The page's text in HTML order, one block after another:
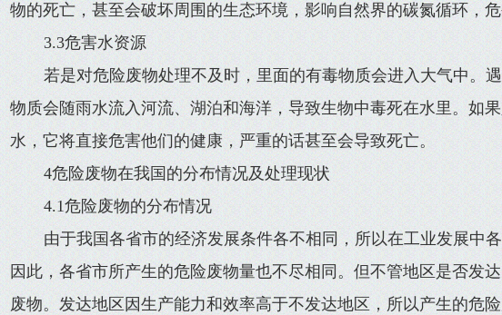
物的死亡，甚至会破坏周围的生态环境，影响自然界的碳氮循环，危
3.3危害水资源
若是对危险废物处理不及时，里面的有毒物质会进入大气中。
物质会随雨水流入河流、湖泊和海洋，导致生物中毒死在水里。如
水，它将直接危害他们的健康，严重的话甚至会导致死亡。
4危险废物在我国的分布情况及处理现状
4.1危险废物的分布情况
由于我国各省市的经济发展条件各不相同，所以在工业发展中
因此，各省市所产生的危险废物量也不尽相同。但不管地区是否发
废物。发达地区因生产能力和效率高于不发达地区，所以产生的危